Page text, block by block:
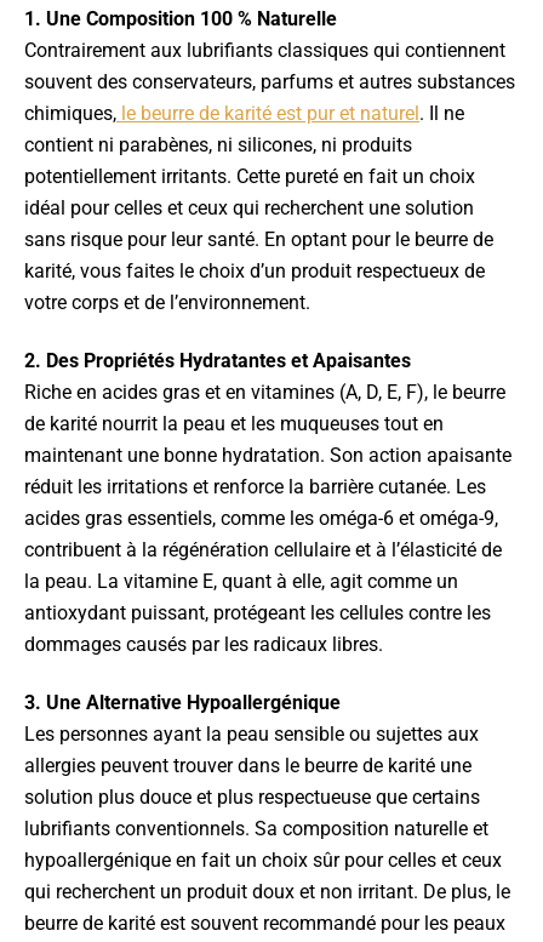
1. Une Composition 100 % Naturelle
Contrairement aux lubrifiants classiques qui contiennent
souvent des conservateurs, parfums et autres substances
chimiques, le beurre de karité est pur et naturel. Il ne
contient ni parabènes, ni silicones, ni produits
potentiellement irritants. Cette pureté en fait un choix
idéal pour celles et ceux qui recherchent une solution
sans risque pour leur santé. En optant pour le beurre de
karité, vous faites le choix d’un produit respectueux de
votre corps et de l’environnement.
2. Des Propriétés Hydratantes et Apaisantes
Riche en acides gras et en vitamines (A, D, E, F), le beurre
de karité nourrit la peau et les muqueuses tout en
maintenant une bonne hydratation. Son action apaisante
réduit les irritations et renforce la barrière cutanée. Les
acides gras essentiels, comme les oméga-6 et oméga-9,
contribuent à la régénération cellulaire et à l’élasticité de
la peau. La vitamine E, quant à elle, agit comme un
antioxydant puissant, protégeant les cellules contre les
dommages causés par les radicaux libres.
3. Une Alternative Hypoallergénique
Les personnes ayant la peau sensible ou sujettes aux
allergies peuvent trouver dans le beurre de karité une
solution plus douce et plus respectueuse que certains
lubrifiants conventionnels. Sa composition naturelle et
hypoallergénique en fait un choix sûr pour celles et ceux
qui recherchent un produit doux et non irritant. De plus, le
beurre de karité est souvent recommandé pour les peaux